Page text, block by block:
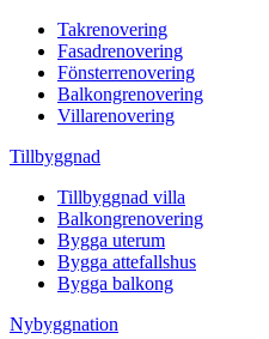
Takrenovering
Fasadrenovering
Fönsterrenovering
Balkongrenovering
Villarenovering
Tillbyggnad
Tillbyggnad villa
Balkongrenovering
Bygga uterum
Bygga attefallshus
Bygga balkong
Nybyggnation